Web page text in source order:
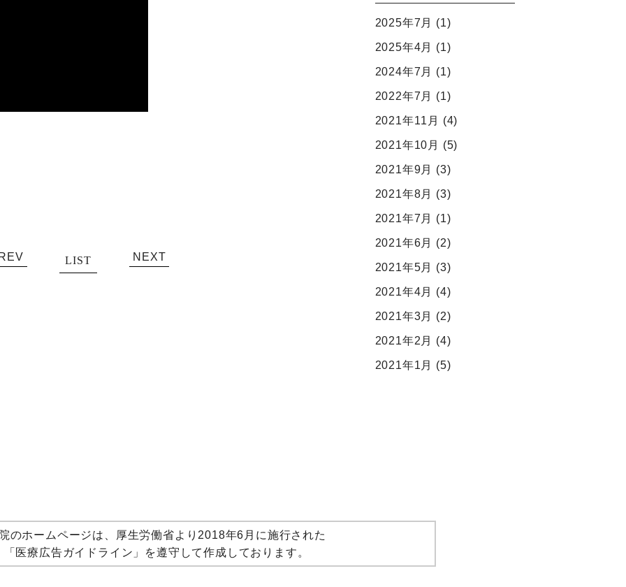
LIST NEXT
2025年7月 (1)
2025年4月 (1)
2024年7月 (1)
2022年7月 (1)
2021年11月 (4)
2021年10月 (5)
2021年9月 (3)
2021年8月 (3)
2021年7月 (1)
2021年6月 (2)
2021年5月 (3)
2021年4月 (4)
2021年3月 (2)
2021年2月 (4)
2021年1月 (5)
のホームページは、厚生労働省より2018年6月に施行された
「医療広告ガイドライン」を遵守して作成しております。